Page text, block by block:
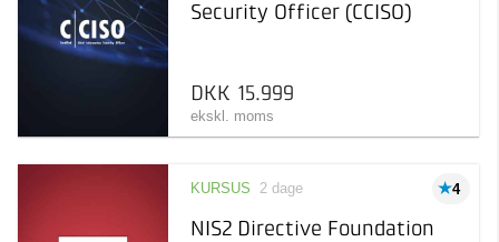
Security Officer (CCISO)
DKK 15.999
ekskl. moms
4
KURSUS 2 dage
NIS2 Directive Foundation